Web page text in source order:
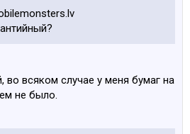
во всяком случае у меня бумаг на
не было.